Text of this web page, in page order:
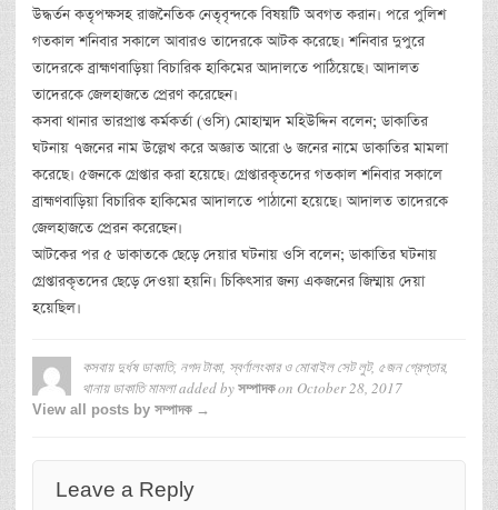
উদ্ধর্তন কতৃপক্ষসহ রাজনৈতিক নেতৃবৃন্দকে বিষয়টি অবগত করান। পরে পুলিশ
গতকাল শনিবার সকালে আবারও তাদেরকে আটক করেছে। শনিবার দুপুরে
তাদেরকে ব্রা‏হ্মণবাড়িয়া বিচারিক হাকিমের আদালতে পাঠিয়েছে। আদালত
তাদেরকে জেলহাজতে প্রেরণ করেছেন।
কসবা থানার ভারপ্রাপ্ত কর্মকর্তা (ওসি) মোহাম্মদ মহিউদ্দিন বলেন; ডাকাতির
ঘটনায় ৭জনের নাম উল্লেখ করে অজ্ঞাত আরো ৬ জনের নামে ডাকাতির মামলা
করেছে। ৫জনকে গ্রেপ্তার করা হয়েছে। গ্রেপ্তারকৃতদের গতকাল শনিবার সকালে
ব্রা‏হ্মণবাড়িয়া বিচারিক হাকিমের আদালতে পাঠানো হয়েছে। আদালত তাদেরকে
জেলহাজতে প্রেরন করেছেন।
আটকের পর ৫ ডাকাতকে ছেড়ে দেয়ার ঘটনায় ওসি বলেন; ডাকাতির ঘটনায়
গ্রেপ্তারকৃতদের ছেড়ে দেওয়া হয়নি। চিকিৎসার জন্য একজনের জিম্মায় দেয়া
হয়েছিল।
কসবায় দুর্ধষ ডাকাতি, নগদ টাকা, স্বর্ণালংকার ও মোবাইল সেট লুট, ৫জন গ্রেপ্তার,
থানায় ডাকাতি মামলাadded by সম্পাদকon October 28, 2017
View all posts by সম্পাদক →
Leave a Reply